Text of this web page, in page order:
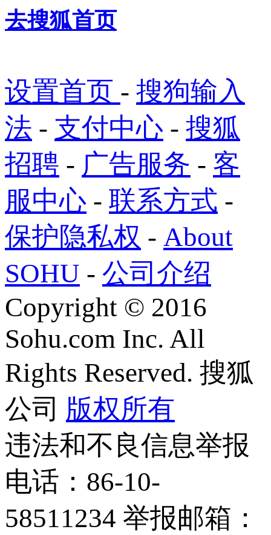
去搜狐首页
设置首页 - 搜狗输入
法 - 支付中心 - 搜狐
招聘 - 广告服务 - 客
服中心 - 联系方式 -
保护隐私权 - About
SOHU - 公司介绍
Copyright © 2016
Sohu.com Inc. All
Rights Reserved. 搜狐
公司 版权所有
违法和不良信息举报
电话：86-10-
58511234 举报邮箱：